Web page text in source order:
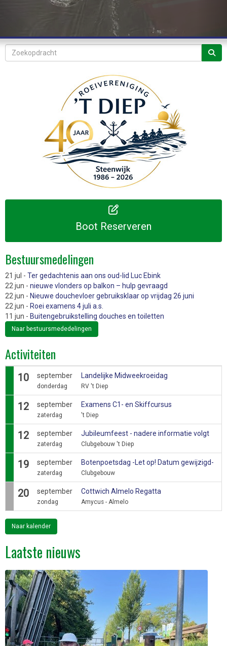
Boot Reserveren
Bestuursmedelingen
21 jul - Ter gedachtenis aan ons oud-lid Luc Ebink
22 jun - nieuwe vlonders op balkon – hulp gevraagd
22 jun - Nieuwe douchevloer gebruiksklaar op vrijdag 26 juni
22 jun - Roei examens 4 juli a.s.
11 jun - Buitengebruikstelling douches en toiletten
Naar bestuursmededelingen
Activiteiten
10 september
donderdag
Landelijke Midweekroeidag
RV 't Diep
12 september
zaterdag
Examens C1- en Skiffcursus
't Diep
12 september
zaterdag
Jubileumfeest - nadere informatie volgt
Clubgebouw 't Diep
19 september
zaterdag
Botenpoetsdag -Let op! Datum gewijzigd-
Clubgebouw
20 september
zondag
Cottwich Almelo Regatta
Amycus - Almelo
Naar kalender
Laatste nieuws